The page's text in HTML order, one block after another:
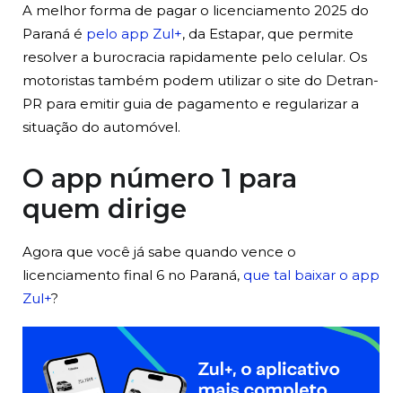
A melhor forma de pagar o licenciamento 2025 do
Paraná é pelo app Zul+, da Estapar, que permite
resolver a burocracia rapidamente pelo celular. Os
motoristas também podem utilizar o site do Detran-
PR para emitir guia de pagamento e regularizar a
situação do automóvel.
O app número 1 para
quem dirige
Agora que você já sabe quando vence o
licenciamento final 6 no Paraná, que tal baixar o app
Zul+?